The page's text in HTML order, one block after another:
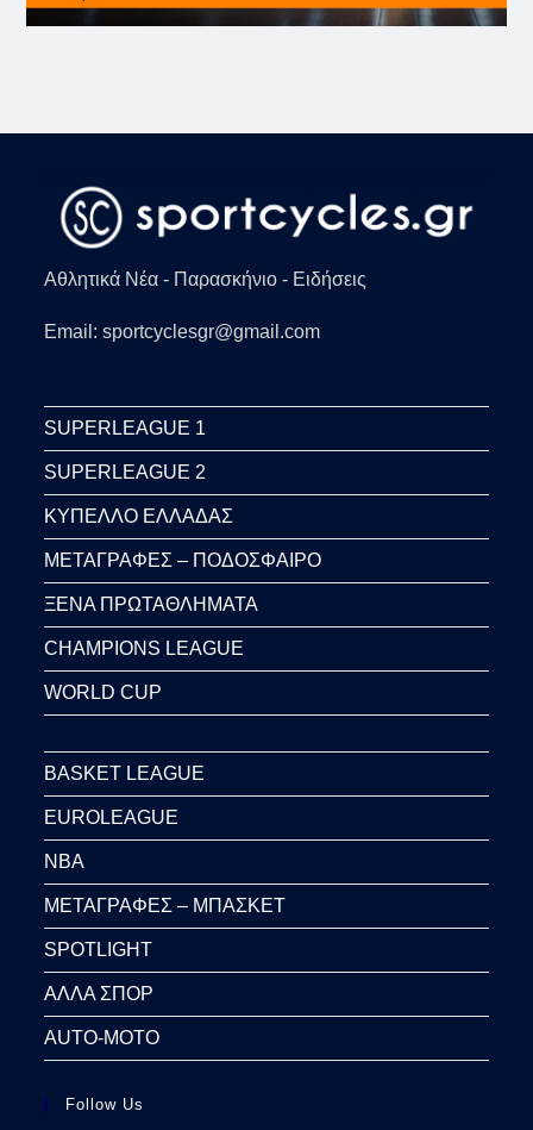
Αθλητικά Νέα - Παρασκήνιο - Ειδήσεις
Email: sportcyclesgr@gmail.com
SUPERLEAGUE 1
SUPERLEAGUE 2
ΚΥΠΕΛΛΟ ΕΛΛΑΔΑΣ
ΜΕΤΑΓΡΑΦΕΣ – ΠΟΔΟΣΦΑΙΡΟ
ΞΕΝΑ ΠΡΩΤΑΘΛΗΜΑΤΑ
CHAMPIONS LEAGUE
WORLD CUP
BASKET LEAGUE
EUROLEAGUE
NBA
ΜΕΤΑΓΡΑΦΕΣ – ΜΠΑΣΚΕΤ
SPOTLIGHT
ΑΛΛΑ ΣΠΟΡ
AUTO-MOTO
Follow Us